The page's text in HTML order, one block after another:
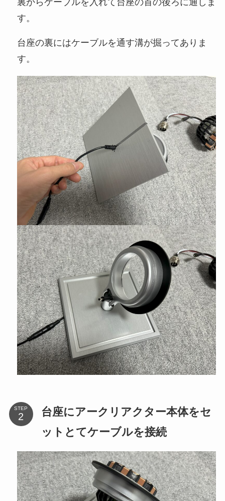
す。
台座の裏にはケーブルを通す溝が掘ってありま
す。
STEP
台座にアークリアクター本体をセ
ットとてケーブルを接続